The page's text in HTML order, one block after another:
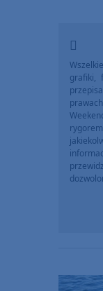
grafiki,